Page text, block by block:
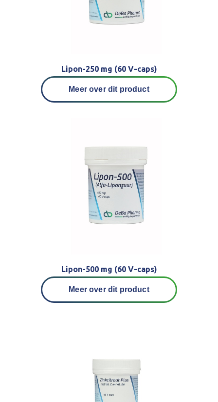
Lipon-250 mg (60 V-caps)
Meer over dit product
Lipon-500 mg (60 V-caps)
Meer over dit product